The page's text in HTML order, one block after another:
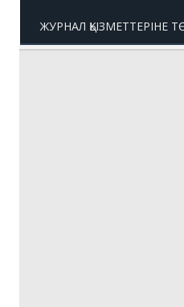
ЖУРНАЛ ҚЫЗМЕТТЕРІНЕ